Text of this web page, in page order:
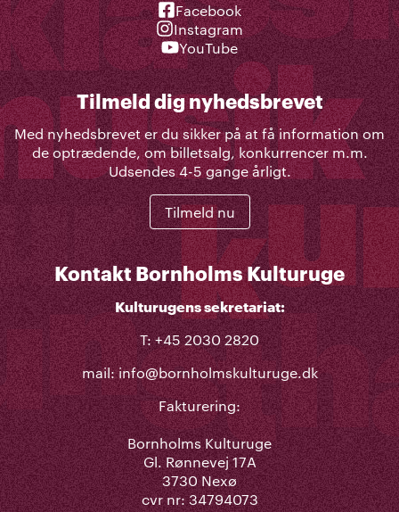
Facebook
Instagram
YouTube
Tilmeld dig nyhedsbrevet
Med nyhedsbrevet er du sikker på at få information om
de optrædende, om billetsalg, konkurrencer m.m.
Udsendes 4-5 gange årligt.
Tilmeld nu
Kontakt Bornholms Kulturuge
Kulturugens sekretariat:
T: +45 2030 2820
mail:info@bornholmskulturuge.dk
Fakturering:
Bornholms Kulturuge
Gl. Rønnevej 17A
3730 Nexø
cvr nr: 34794073